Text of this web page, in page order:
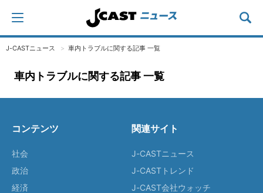
J-CASTニュース 車内トラブルに関する記事 一覧
車内トラブルに関する記事 一覧
コンテンツ
社会
政治
経済
関連サイト
J-CASTニュース
J-CASTトレンド
J-CAST会社ウォッチ